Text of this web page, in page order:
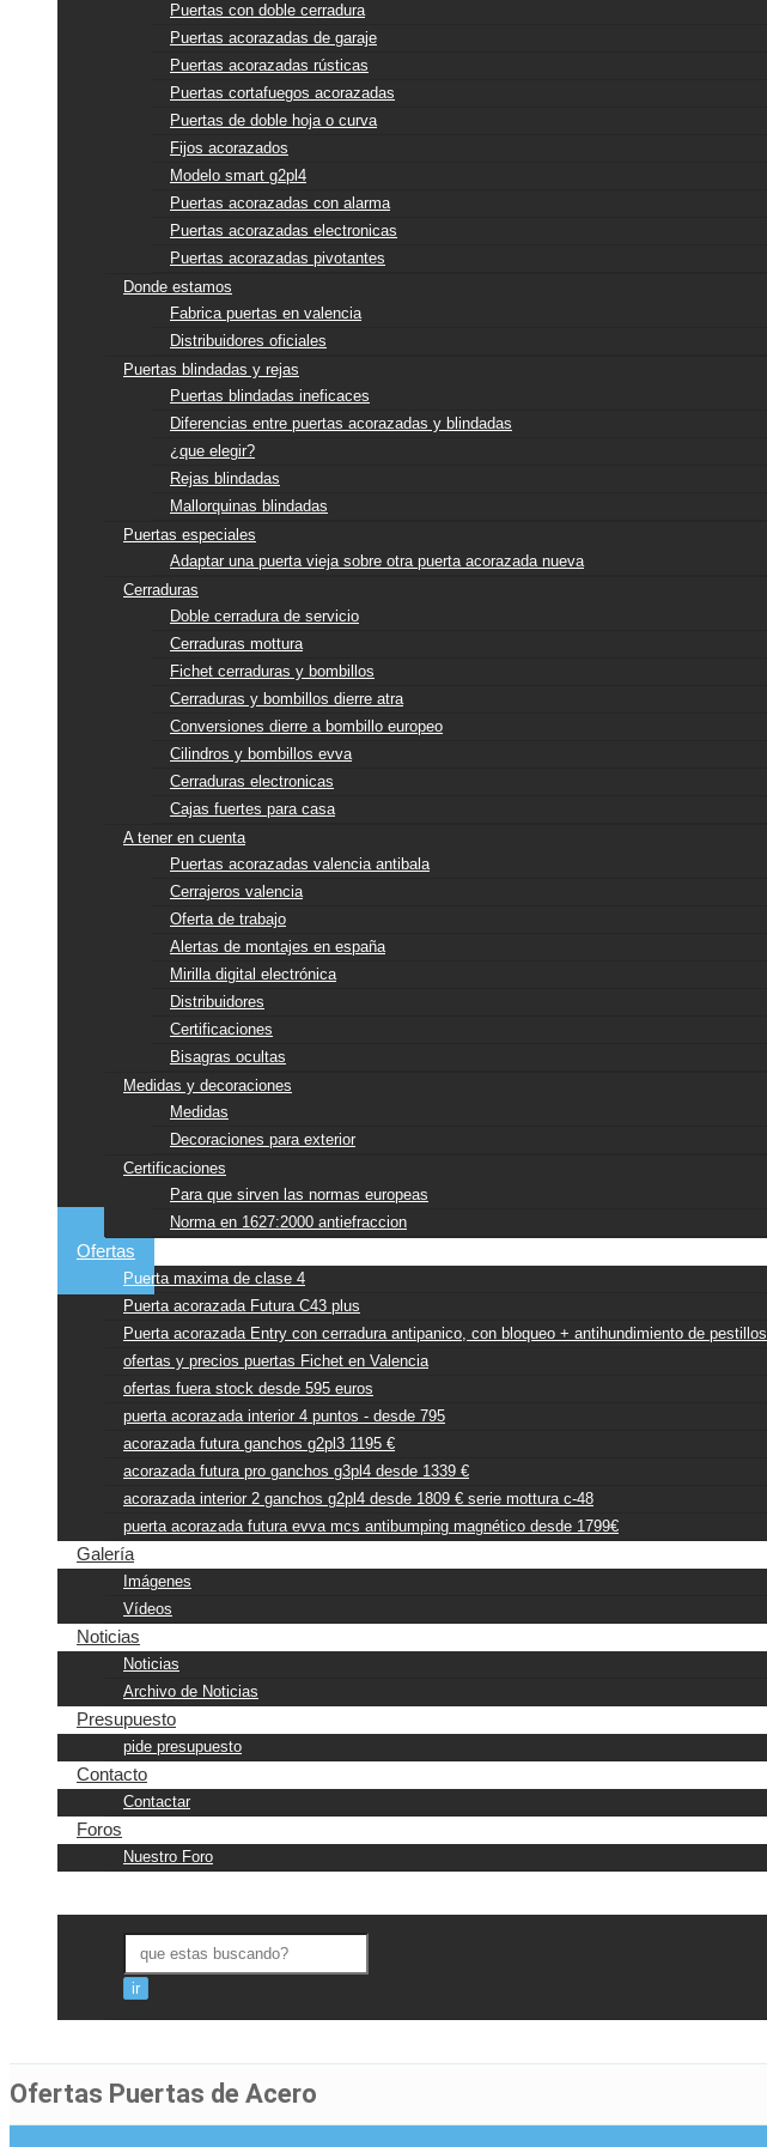
Puertas con doble cerradura
Puertas acorazadas de garaje
Puertas acorazadas rústicas
Puertas cortafuegos acorazadas
Puertas de doble hoja o curva
Fijos acorazados
Modelo smart g2pl4
Puertas acorazadas con alarma
Puertas acorazadas electronicas
Puertas acorazadas pivotantes
Donde estamos
Fabrica puertas en valencia
Distribuidores oficiales
Puertas blindadas y rejas
Puertas blindadas ineficaces
Diferencias entre puertas acorazadas y blindadas
¿que elegir?
Rejas blindadas
Mallorquinas blindadas
Puertas especiales
Adaptar una puerta vieja sobre otra puerta acorazada nueva
Cerraduras
Doble cerradura de servicio
Cerraduras mottura
Fichet cerraduras y bombillos
Cerraduras y bombillos dierre atra
Conversiones dierre a bombillo europeo
Cilindros y bombillos evva
Cerraduras electronicas
Cajas fuertes para casa
A tener en cuenta
Puertas acorazadas valencia antibala
Cerrajeros valencia
Oferta de trabajo
Alertas de montajes en españa
Mirilla digital electrónica
Distribuidores
Certificaciones
Bisagras ocultas
Medidas y decoraciones
Medidas
Decoraciones para exterior
Certificaciones
Para que sirven las normas europeas
Norma en 1627:2000 antiefraccion
Ofertas
Puerta maxima de clase 4
Puerta acorazada Futura C43 plus
Puerta acorazada Entry con cerradura antipanico, con bloqueo + antihundimiento de pestillos
ofertas y precios puertas Fichet en Valencia
ofertas fuera stock desde 595 euros
puerta acorazada interior 4 puntos - desde 795
acorazada futura ganchos g2pl3 1195 €
acorazada futura pro ganchos g3pl4 desde 1339 €
acorazada interior 2 ganchos g2pl4 desde 1809 € serie mottura c-48
puerta acorazada futura evva mcs antibumping magnético desde 1799€
Galería
Imágenes
Vídeos
Noticias
Noticias
Archivo de Noticias
Presupuesto
pide presupuesto
Contacto
Contactar
Foros
Nuestro Foro
Ofertas Puertas de Acero